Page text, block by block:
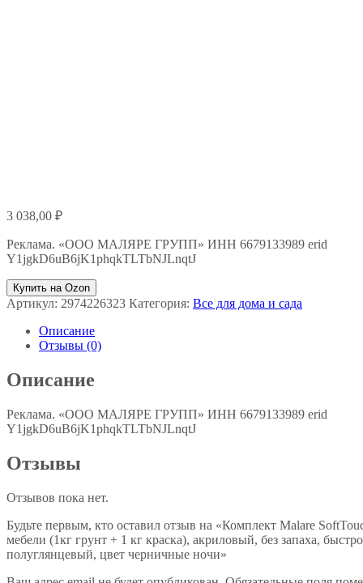
3 038,00 ₽
Реклама. «ООО МАЛЯРЕ ГРУПП» ИНН 6679133989 erid
Y1jgkD6uB6jK1phqkTLTbNJLnqtJ
Купить на Ozon
Артикул: 2974226323 Категория: Все для дома и сада
Описание
Отзывы (0)
Описание
Реклама. «ООО МАЛЯРЕ ГРУПП» ИНН 6679133989 erid
Y1jgkD6uB6jK1phqkTLTbNJLnqtJ
Отзывы
Отзывов пока нет.
Будьте первым, кто оставил отзыв на «Комплект Malare
мебели (1кг грунт + 1 кг краска), акриловый, без запаха,
полуглянцевый, цвет черничные ночи»